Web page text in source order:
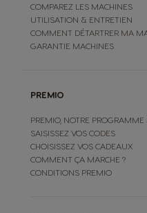
COMPAREZ LES MACHINES
UTILISATION & ENTRETIEN
COMMENT DÉTARTRER MA
GARANTIE MACHINES
PREMIO
PREMIO, NOTRE PROGRAMME
SAISISSEZ VOS CODES
CHOISISSEZ VOS CADEAUX
COMMENT ÇA MARCHE ?
CONDITIONS PREMIO